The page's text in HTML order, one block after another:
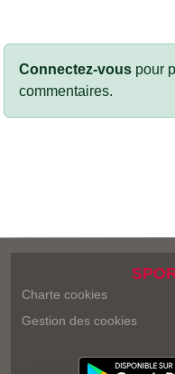
Connectez-vous pour
commentaires.
Charte cookies
Gestion des cookies